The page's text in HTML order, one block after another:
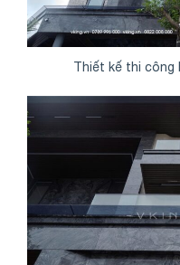
Thiết kế thi công